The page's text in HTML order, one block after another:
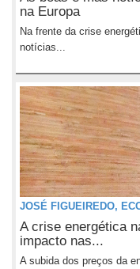
na Europa
Na frente da crise
notícias...
JOSÉ FIGUEIREDO,
A crise energética
impacto nas...
A subida dos preços da